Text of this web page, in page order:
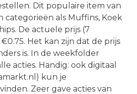
Dit populaire item van
categorieën als Muffins, Koek
De actuele prijs (7
Het kan zijn dat de prijs
is. In de weekfolder
acties. Handig: ook digitaal
kun je
Zeer gave acties van